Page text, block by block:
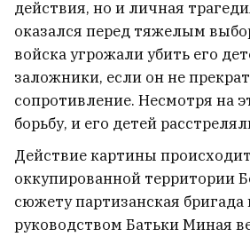
действия, но и личная
оказался перед тяжелым
войска угрожали убить его
заложники, если он не
сопротивление. Несмотря на
борьбу, и его детей
Действие картины
оккупированной территории
сюжету партизанская бригада
руководством Батьки Миная